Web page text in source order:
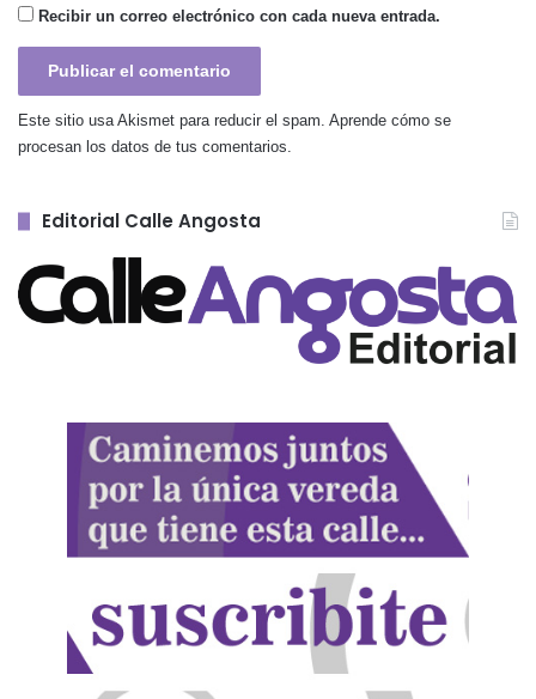
Recibir un correo electrónico con cada nueva entrada.
Este sitio usa Akismet para reducir el spam. Aprende cómo se
procesan los datos de tus comentarios.
Editorial Calle Angosta